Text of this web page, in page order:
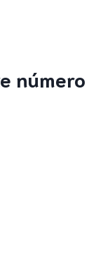
número